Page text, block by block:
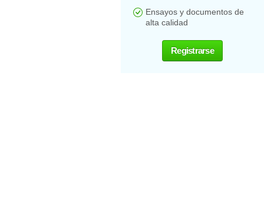
Ensayos y documentos de
alta calidad
Registrarse